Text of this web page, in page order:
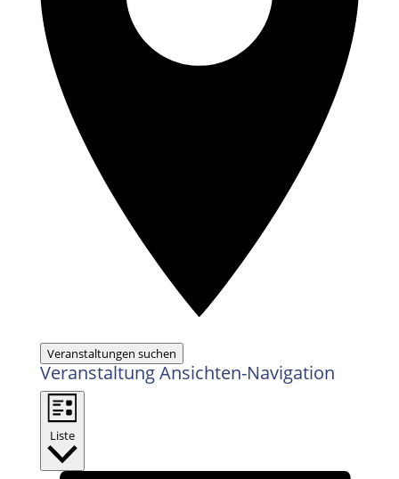
Veranstaltungen suchen
Veranstaltung Ansichten-Navigation
Liste